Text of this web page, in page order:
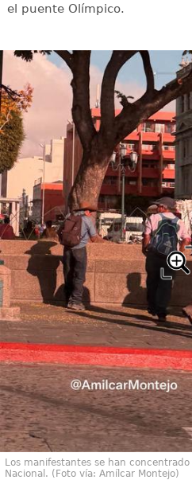
el puente Olímpico.
Los manifestantes se han
Nacional. (Foto vía: Amílcar Montejo)